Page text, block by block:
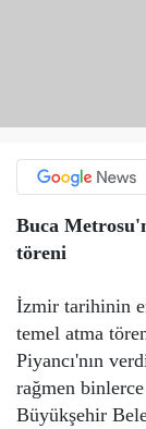
Buca
töreni
İzmir tarihinin
temel atma
Piyancı'nın
rağmen
Büyükşehir